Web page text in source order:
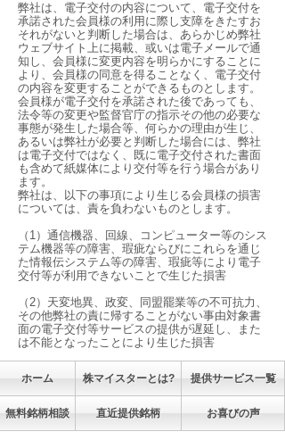
弊社は、電子交付の内容について、電子交付を
承諾された会員様の利用に際し支障をきたすお
それがないと判断した場合は、あらかじめ弊社
ウェブサイト上に掲載、或いは電子メールで通
知し、会員様に変更内容を明らかにすることに
より、会員様の同意を得ることなく、電子交付
の内容を変更することができるものとします。
会員様が電子交付を承諾された後であっても、
法令等の変更や監督官庁の指示その他の必要な
事態が発生した場合等、何らかの理由が生じ、
あるいは弊社が必要と判断した場合には、弊社
は電子交付ではなく、既に電子交付された書面
も含めて紙媒体により交付等を行う場合があり
ます。
弊社は、以下の事項により生じる会員様の損害
については、責を負わないものとします。
（1）通信機器、回線、コンピューター等のシス
テム機器等の障害、瑕疵ならびにこれらを通じ
た情報伝システム等の障害、瑕疵等により電子
交付等が利用できないことで生じた損害
（2）天変地異、政変、同盟罷業等の不可抗力、
その他弊社の責に帰することがない事由対象書
面の電子交付等サービスの提供が遅延し、また
は不能となったことにより生じた損害
ホーム 株マイスターとは? 提供サービス一覧
無料銘柄相談 直近提供銘柄 お喜びの声